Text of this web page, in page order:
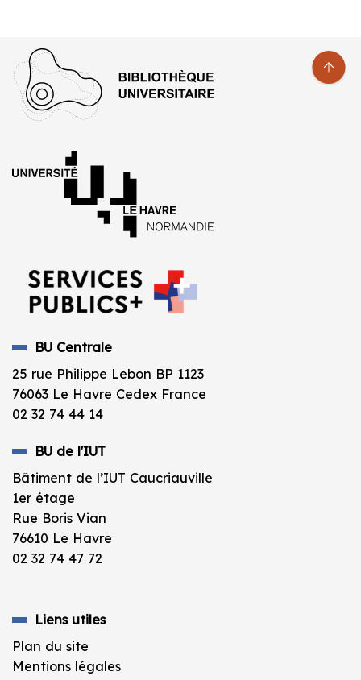
BU Centrale
25 rue Philippe Lebon BP 1123
76063 Le Havre Cedex France
02 32 74 44 14
BU de l'IUT
Bâtiment de l’IUT Caucriauville
1er étage
Rue Boris Vian
76610 Le Havre
02 32 74 47 72
Liens utiles
Plan du site
Mentions légales